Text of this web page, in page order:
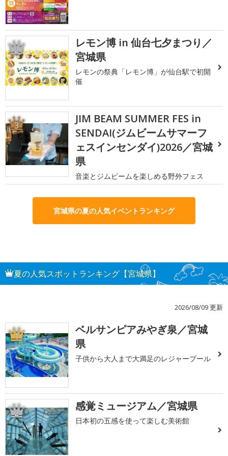
2
レモン博 in 仙台七夕まつり／
宮城県
レモンの祭典「レモン博」が仙台駅で初開
催
3
JIM BEAM SUMMER FES in
SENDAI(ジムビームサマーフ
ェスインセンダイ)2026／宮城
県
音楽とジムビームを楽しめる野外フェス
宮城県の夏の人気イベントランキング
夏の人気スポットランキング【宮城県】
2026/08/09 更新
1
ベルサンピアみやぎ泉／宮城
県
子供から大人まで大満足のレジャープール
2 感覚ミュージアム／宮城県
日本初の五感を使って楽しむ美術館